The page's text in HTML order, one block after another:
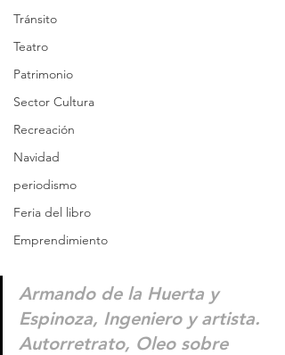
Tránsito
Teatro
Patrimonio
Sector Cultura
Recreación
Navidad
periodismo
Feria del libro
Emprendimiento
Armando de la Huerta y
Espinoza, Ingeniero y artista.
Autorretrato, Oleo sobre